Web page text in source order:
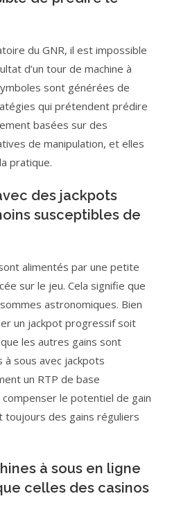
du GNR, il est impossible
d’un tour de machine à
sont générées de
qui prétendent prédire
basées sur des
de manipulation, et elles
pratique.
des jackpots
susceptibles de
alimentés par une petite
sur le jeu. Cela signifie que
astronomiques. Bien
un jackpot progressif soit
les autres gains sont
à sous avec jackpots
un RTP de base
le potentiel de gain
toujours des gains réguliers
à sous en ligne
celles des casinos